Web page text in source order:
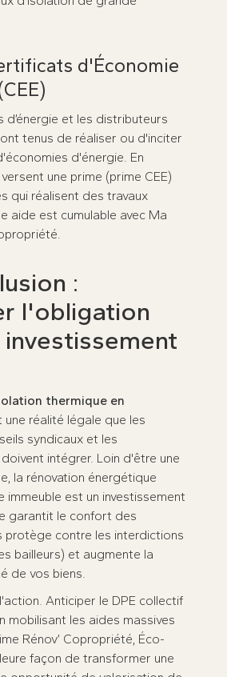
d'Économie
d’énergie et les distributeurs
tenus de réaliser ou d'inciter
d'énergie. En
une prime (prime CEE)
qui réalisent des travaux
aide est cumulable avec Ma
:
l'obligation
thermique en
réalité légale que les
syndicaux et les
intégrer. Loin d'être une
la rénovation énergétique
immeuble est un investissement
garantit le confort des
protège contre les interdictions
bailleurs) et augmente la
de vos biens.
Anticiper le DPE collectif
mobilisant les aides massives
Rénov’ Copropriété, Éco-
façon de transformer une